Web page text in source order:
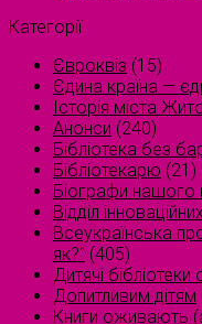
Категорії
Євроквіз (15)
Єдина країна —
Історія міста
Анонси (240)
Бібліотека без
Бібліотекарю (21)
Біографи нашого
Відділ
Всеукраїнська
як?" (405)
Дитячі бібліотеки
Допитливим дітям
Книги оживають